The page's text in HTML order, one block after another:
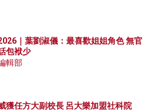
｜葉劉淑儀：最喜歡姐姐角色 無官
包袱少
輯部
獲任方大副校長 呂大樂加盟社科院